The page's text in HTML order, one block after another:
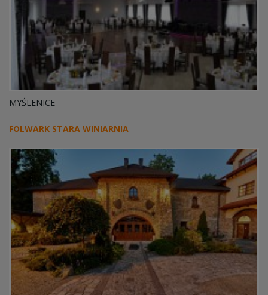
MYŚLENICE
FOLWARK STARA WINIARNIA